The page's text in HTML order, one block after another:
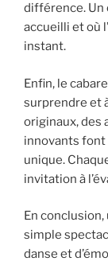
différence. Un
accueilli et où
instant.
Enfin, le
surprendre et
originaux, des
innovants
unique.
invitation à
En conclusion,
simple
danse et